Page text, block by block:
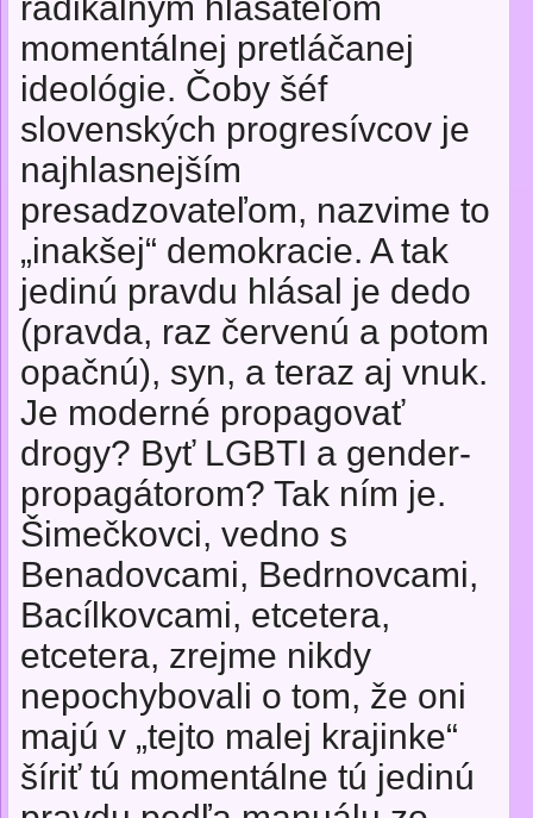
momentálnej pretláčanej
ideológie. Čoby šéf
slovenských progresívcov je
najhlasnejším
presadzovateľom, nazvime to
„inakšej“ demokracie. A tak
jedinú pravdu hlásal je dedo
(pravda, raz červenú a potom
opačnú), syn, a teraz aj vnuk.
Je moderné propagovať
drogy? Byť LGBTI a gender-
propagátorom? Tak ním je.
Šimečkovci, vedno s
Benadovcami, Bedrnovcami,
Bacílkovcami, etcetera,
etcetera, zrejme nikdy
nepochybovali o tom, že oni
majú v „tejto malej krajinke“
šíriť tú momentálne tú jedinú